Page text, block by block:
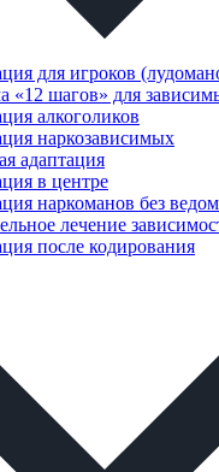
для игроков
«12 шагов» для
алкоголиков
наркозависимых
адаптация
в центре
наркоманов без
лечение
после кодирования